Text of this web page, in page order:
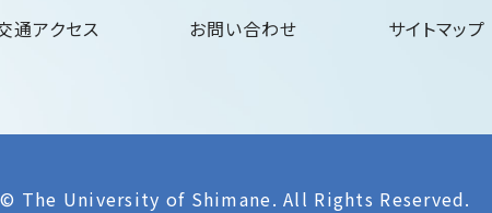
通アクセス お問い合わせ サイトマップ
The University of Shimane. All Rights Reserved.